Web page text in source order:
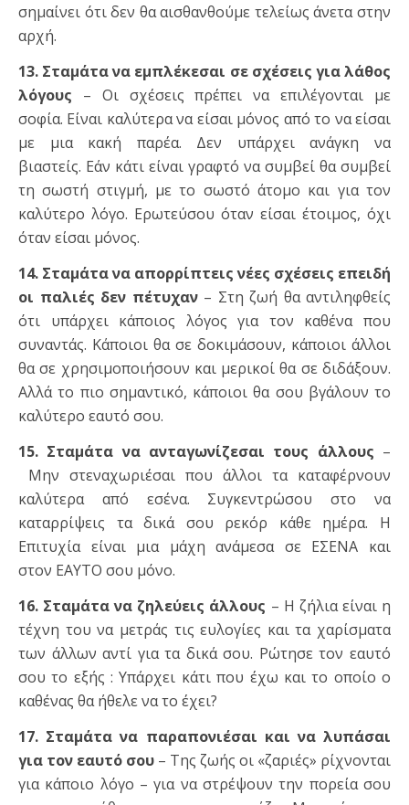
σημαίνει ότι δεν θα αισθανθούμε τελείως άνετα στην
αρχή.
13. Σταμάτα να εμπλέκεσαι σε σχέσεις για λάθος
λόγους – Οι σχέσεις πρέπει να επιλέγονται με
σοφία. Είναι καλύτερα να είσαι μόνος από το να είσαι
με μια κακή παρέα. Δεν υπάρχει ανάγκη να
βιαστείς. Εάν κάτι είναι γραφτό να συμβεί θα συμβεί
τη σωστή στιγμή, με το σωστό άτομο και για τον
καλύτερο λόγο. Ερωτεύσου όταν είσαι έτοιμος, όχι
όταν είσαι μόνος.
14. Σταμάτα να απορρίπτεις νέες σχέσεις επειδή
οι παλιές δεν πέτυχαν– Στη ζωή θα αντιληφθείς
ότι υπάρχει κάποιος λόγος για τον καθένα που
συναντάς. Κάποιοι θα σε δοκιμάσουν, κάποιοι άλλοι
θα σε χρησιμοποιήσουν και μερικοί θα σε διδάξουν.
Αλλά το πιο σημαντικό, κάποιοι θα σου βγάλουν το
καλύτερο εαυτό σου.
15. Σταμάτα να ανταγωνίζεσαι τους άλλους –
Μην στεναχωριέσαι που άλλοι τα καταφέρνουν
καλύτερα από εσένα. Συγκεντρώσου στο να
καταρρίψεις τα δικά σου ρεκόρ κάθε ημέρα. Η
Επιτυχία είναι μια μάχη ανάμεσα σε ΕΣΕΝΑ και
στον ΕΑΥΤΟ σου μόνο.
16. Σταμάτα να ζηλεύεις άλλους – Η ζήλια είναι η
τέχνη του να μετράς τις ευλογίες και τα χαρίσματα
των άλλων αντί για τα δικά σου. Ρώτησε τον εαυτό
σου το εξής : Υπάρχει κάτι που έχω και το οποίο ο
καθένας θα ήθελε να το έχει?
17. Σταμάτα να παραπονιέσαι και να λυπάσαι
για τον εαυτό σου – Της ζωής οι «ζαριές» ρίχνονται
για κάποιο λόγο – για να στρέψουν την πορεία σου